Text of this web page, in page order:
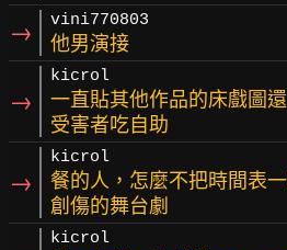
→ vini770803
他男演接
→
kicrol
一直貼其他作品的床戲圖
受害者吃自助
→
kicrol
餐的人，怎麼不把時間表
創傷的舞台劇
kicrol